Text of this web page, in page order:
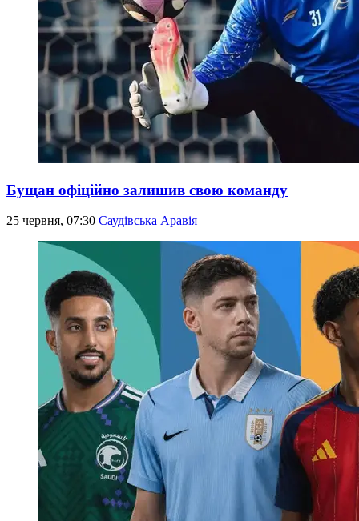
Бущан офіційно залишив свою команду
25 червня, 07:30 Саудівська Аравія